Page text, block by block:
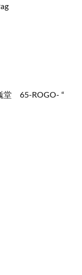
堂 65-ROGO- “